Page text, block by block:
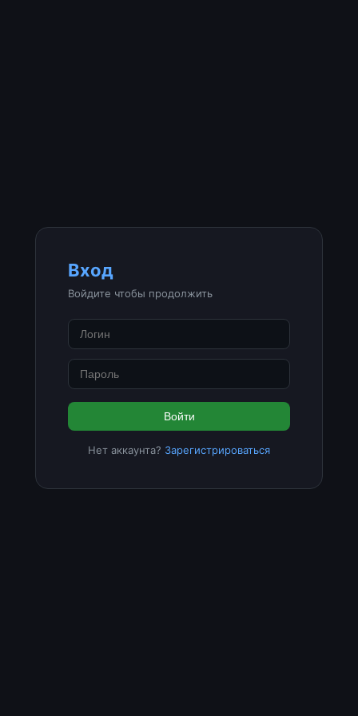
Вход
Войдите чтобы продолжить
Войти
Нет аккаунта? Зарегистрироваться